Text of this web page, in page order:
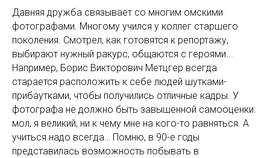
Давняя дружба связывает со многим омскими
фотографами. Многому учился у коллег старшего
поколения. Смотрел, как готовятся к репортажу,
выбирают нужный ракурс, общаются с героями...
Например, Борис Викторович Метцгер всегда
старается расположить к себе людей шутками-
прибаутками, чтобы получились отличные кадры. У
фотографа не должно быть завышенной самооценки:
мол, я великий, ни к чему мне на кого-то равняться. А
учиться надо всегда… Помню, в 90-е годы
представилась возможность побывать в